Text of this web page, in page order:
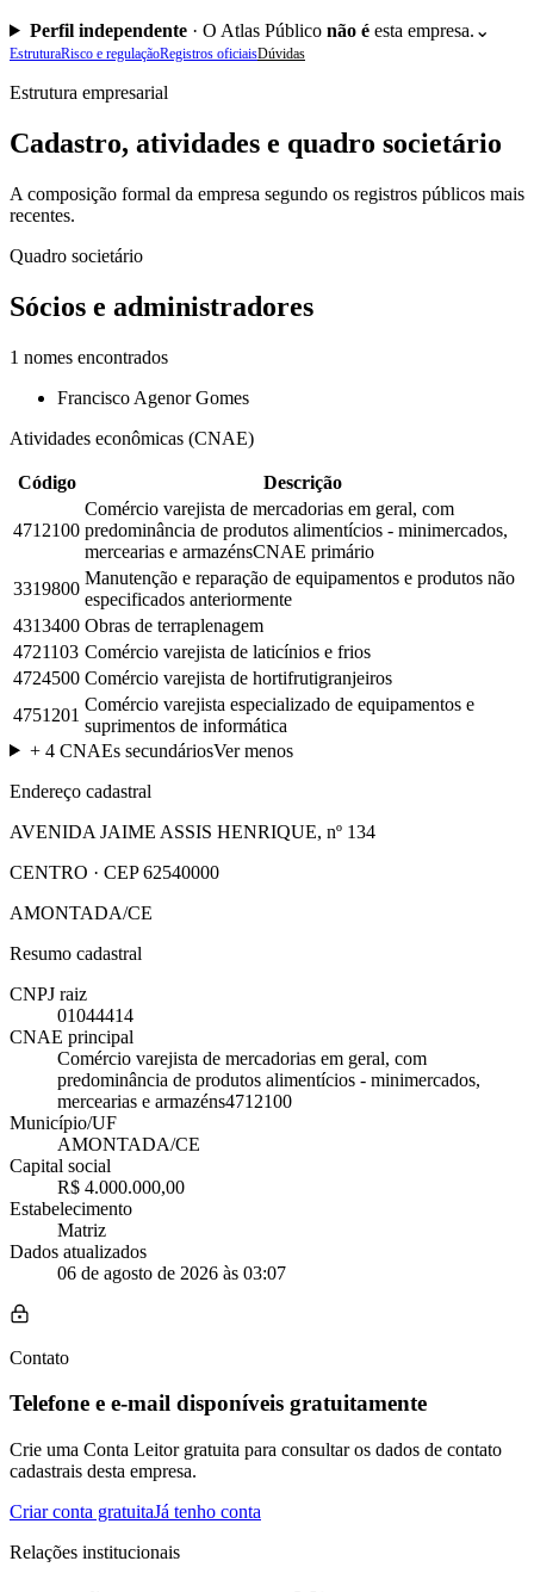
Perfil independente· O Atlas Público não éesta empresa. ⌄
EstruturaRisco e regulaçãoRegistros oficiaisDúvidas
Estrutura empresarial
Cadastro, atividades e quadro societário
A composição formal da empresa segundo os registros públicos mais
recentes.
Quadro societário
Sócios e administradores
1 nomes encontrados
Francisco Agenor Gomes
Atividades econômicas (CNAE)
Código Descrição
4712100
Comércio varejista de mercadorias em geral, com
predominância de produtos alimentícios - minimercados,
mercearias e armazénsCNAE primário
3319800
Manutenção e reparação de equipamentos e produtos não
especificados anteriormente
4313400 Obras de terraplenagem
4721103 Comércio varejista de laticínios e frios
4724500 Comércio varejista de hortifrutigranjeiros
4751201
Comércio varejista especializado de equipamentos e
suprimentos de informática
+ 4CNAEs secundáriosVer menos
Endereço cadastral
AVENIDA JAIME ASSIS HENRIQUE, nº 134
CENTRO · CEP 62540000
AMONTADA/CE
Resumo cadastral
CNPJ raiz
01044414
CNAE principal
Comércio varejista de mercadorias em geral, com
predominância de produtos alimentícios - minimercados,
mercearias e armazéns4712100
Município/UF
AMONTADA/CE
Capital social
R$ 4.000.000,00
Estabelecimento
Matriz
Dados atualizados
06 de agosto de 2026 às 03:07
Contato
Telefone e e-mail disponíveis gratuitamente
Crie uma Conta Leitor gratuita para consultar os dados de contato
cadastrais desta empresa.
Criar conta gratuitaJá tenho conta
Relações institucionais